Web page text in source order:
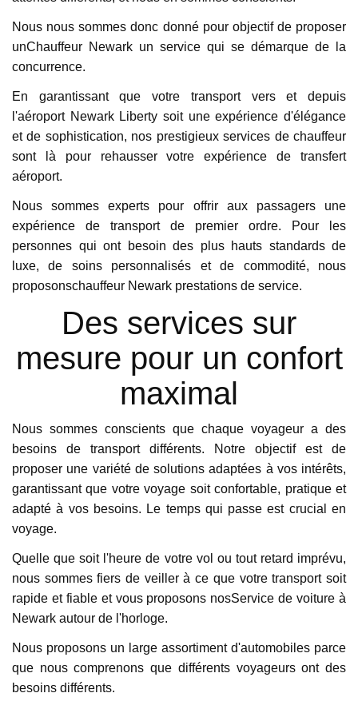
notre séjour à Stuttgart. Ils étaient bien
informés et nous ont vraiment guidés avec les
joyaux cachés de la ville avec un soutien et une
Transfer !!
Jackson
Jan 15, 2020
Le service de prise en charge et de dépose de
Noble Transfer était très impressionnant. Le
chauffeur arrive à l'heure et la flotte est
entièrement équipée pour chaque type de
voyageur. J'ai un siège équipé séparé pour
mon enfant de 2 ans. Nous avons passé un
bon moment pendant nos vacances en Suisse.
Merci Noble Transfer !!
Dec 03, 2019
9.2
Nous nous sommes donc donné pour objectif de proposer
unChauffeur Newark un service qui se démarque de la
concurrence.
En garantissant que votre transport vers et depuis
l'aéroport Newark Liberty soit une expérience d'élégance
et de sophistication, nos prestigieux services de chauffeur
sont là pour rehausser votre expérience de transfert
aéroport.
Nous sommes experts pour offrir aux passagers une
expérience de transport de premier ordre. Pour les
personnes qui ont besoin des plus hauts standards de
luxe, de soins personnalisés et de commodité, nous
proposonschauffeur Newark prestations de service.
Des services sur
mesure pour un confort
maximal
Nous sommes conscients que chaque voyageur a des
besoins de transport différents. Notre objectif est de
proposer une variété de solutions adaptées à vos intérêts,
garantissant que votre voyage soit confortable, pratique et
adapté à vos besoins. Le temps qui passe est crucial en
voyage.
Quelle que soit l'heure de votre vol ou tout retard imprévu,
nous sommes fiers de veiller à ce que votre transport soit
rapide et fiable et vous proposons nosService de voiture à
Newark autour de l'horloge.
Nous proposons un large assortiment d'automobiles parce
que nous comprenons que différents voyageurs ont des
besoins différents.